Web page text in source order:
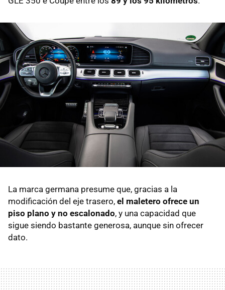
La marca germana presume que, gracias a la
modificación del eje trasero, el maletero ofrece un
piso plano y no escalonado, y una capacidad que
sigue siendo bastante generosa, aunque sin ofrecer
dato.